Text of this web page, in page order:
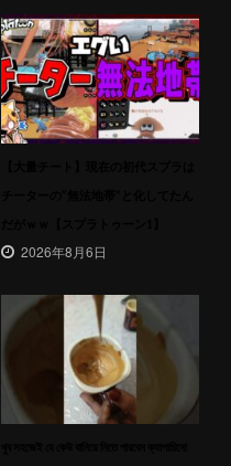
2026年8月6日